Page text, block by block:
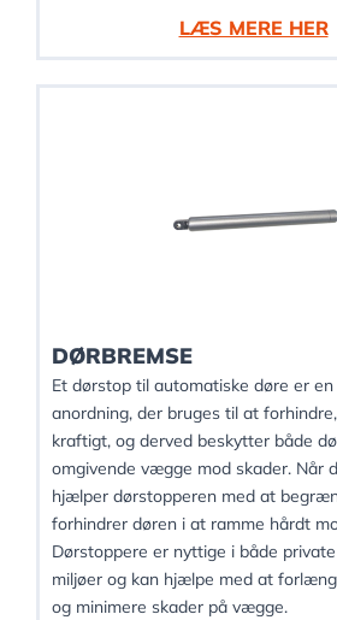
LÆS MERE HER
DØRBREMSE
Et dørstop til automatiske døre er
anordning, der bruges til at
kraftigt, og derved beskytter både
omgivende vægge mod skader. Når
hjælper dørstopperen med at
forhindrer døren i at ramme hårdt
Dørstoppere er nyttige i både
miljøer og kan hjælpe med at
og minimere skader på vægge.